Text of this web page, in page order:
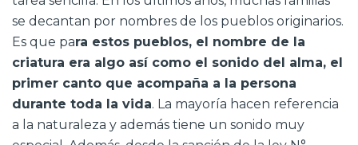
se decantan por nombres de los pueblos originarios.
Es que para estos pueblos, el nombre de la
criatura era algo así como el sonido del alma, el
primer canto que acompaña a la persona
durante toda la vida. La mayoría hacen referencia
a la naturaleza y además tiene un sonido muy